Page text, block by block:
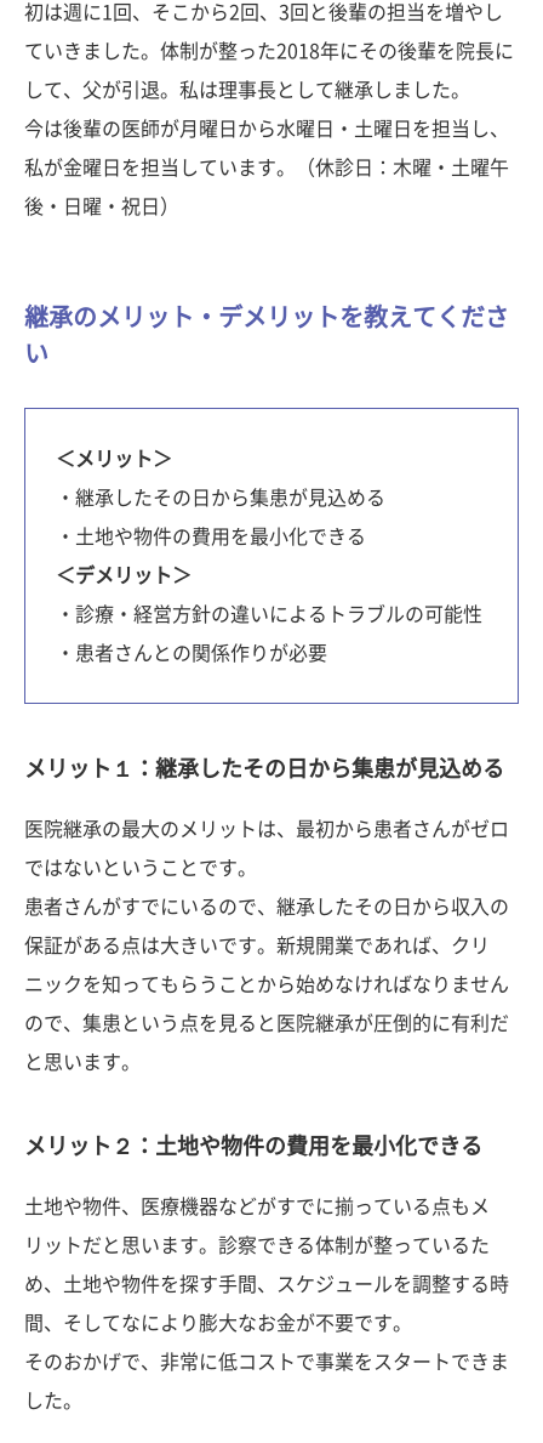
初は週に1回、そこから2回、3回と後輩の担当を増やし
ていきました。体制が整った2018年にその後輩を院長に
して、父が引退。私は理事長として継承しました。
今は後輩の医師が月曜日から水曜日・土曜日を担当し、
私が金曜日を担当しています。（休診日：木曜・土曜午
後・日曜・祝日）
継承のメリット・デメリットを教えてくださ
い
＜メリット＞
・継承したその日から集患が見込める
・土地や物件の費用を最小化できる
＜デメリット＞
・診療・経営方針の違いによるトラブルの可能性
・患者さんとの関係作りが必要
メリット１：継承したその日から集患が見込める
医院継承の最大のメリットは、最初から患者さんがゼロ
ではないということです。
患者さんがすでにいるので、継承したその日から収入の
保証がある点は大きいです。新規開業であれば、クリ
ニックを知ってもらうことから始めなければなりません
ので、集患という点を見ると医院継承が圧倒的に有利だ
と思います。
メリット２：土地や物件の費用を最小化できる
土地や物件、医療機器などがすでに揃っている点もメ
リットだと思います。診察できる体制が整っているた
め、土地や物件を探す手間、スケジュールを調整する時
間、そしてなにより膨大なお金が不要です。
そのおかげで、非常に低コストで事業をスタートできま
した。